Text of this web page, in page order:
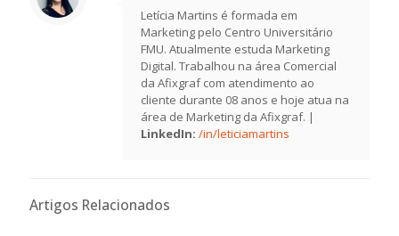
Letícia Martins é formada em
Marketing pelo Centro Universitário
FMU. Atualmente estuda Marketing
Digital. Trabalhou na área Comercial
da Afixgraf com atendimento ao
cliente durante 08 anos e hoje atua na
área de Marketing da Afixgraf. |
LinkedIn: /in/leticiamartins
Artigos Relacionados